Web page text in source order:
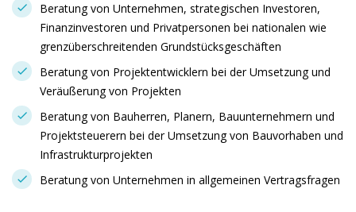
Beratung von Unternehmen, strategischen Investoren,
Finanzinvestoren und Privatpersonen bei nationalen wie
grenzüberschreitenden Grundstücksgeschäften
Beratung von Projektentwicklern bei der Umsetzung und
Veräußerung von Projekten
Beratung von Bauherren, Planern, Bauunternehmern und
Projektsteuerern bei der Umsetzung von Bauvorhaben und
Infrastrukturprojekten
Beratung von Unternehmen in allgemeinen Vertragsfragen